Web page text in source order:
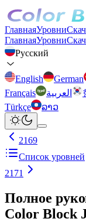
ГлавнаяУровни
ГлавнаяУровни
Русский
English German
Français
العربية
Türkçe
ລາວ
2169
Список уровней
2171
Полное
Color Block